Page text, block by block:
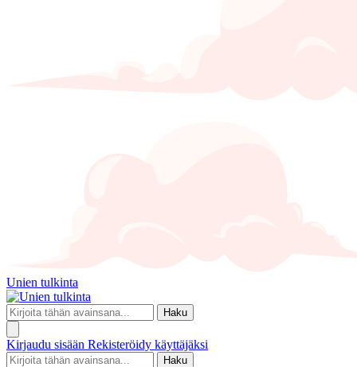
Unien tulkinta
Haku
Kirjaudu sisään Rekisteröidy käyttäjäksi
Haku